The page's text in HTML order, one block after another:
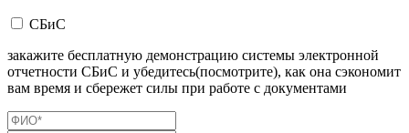
СБиС
закажите бесплатную демонстрацию системы электронной
отчетности СБиС и убедитесь(посмотрите), как она сэкономит
вам время и сбережет силы при работе с документами